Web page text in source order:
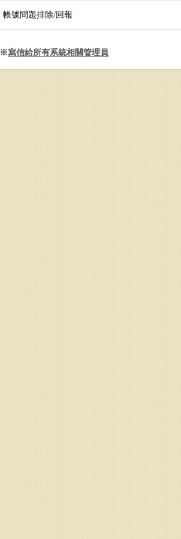
帳號問題排除/回報
※寫信給所有系統相關管理員